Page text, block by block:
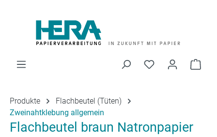
Du hast 0
Produkte
Flachbeutel (Tüten)
Zweinahtklebung allgemein
Flachbeutel braun Natronpapier